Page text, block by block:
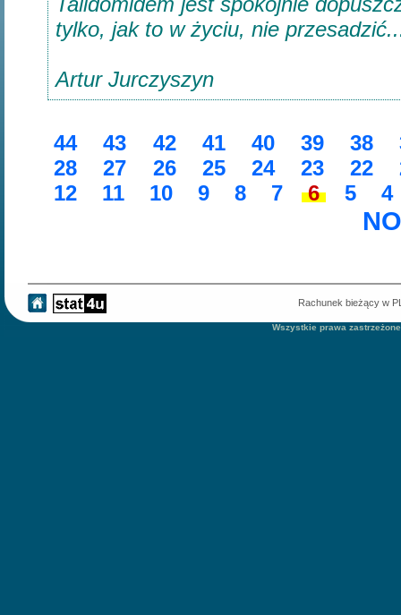
tylko, jak to w życiu, nie
Artur Jurczyszyn
44 43 42 41 40 39 38
28
27 26 25 24 23 22
12
11 10 9 8 7 6 5 4
Rachunek bieżący w
Wszystkie prawa